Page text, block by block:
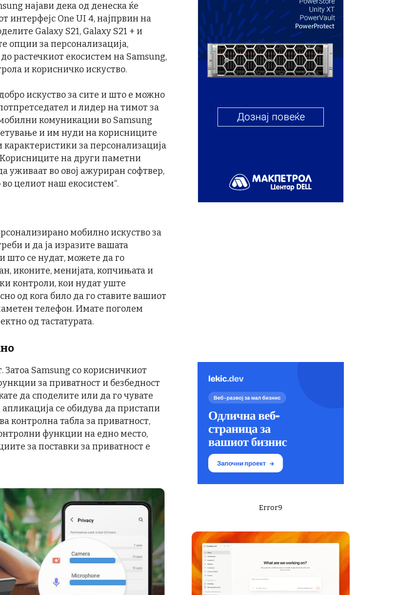
најави дека од денеска ќе
интерфејс One UI 4, најпрвин на
Galaxy S21, Galaxy S21 + и
опции за персонализација,
растечкиот екосистем на Samsung,
и корисничко искуство.
искуство за сите и што е можно
и лидер на тимот за
комуникации во Samsung
и им нуди на корисниците
за персонализација
Корисниците на други паметни
уживаат во овој ажуриран софтвер,
целиот наш екосистем“.
мобилно искуство за
и да ја изразите вашата
што се нудат, можете да го
иконите, менијата, копчињата и
контроли, кои нудат уште
од кога било да го ставите вашиот
телефон. Имате поголем
од тастатурата.
Samsung со корисничкиот
за приватност и безбедност
да споделите или да го чувате
се обидува да пристапи
контролна табла за приватност,
функции на едно место,
за поставки за приватност е
Error9